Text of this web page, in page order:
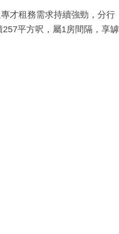
才租務需求持續強勁，分行
平方呎，屬1房間隔，享罅